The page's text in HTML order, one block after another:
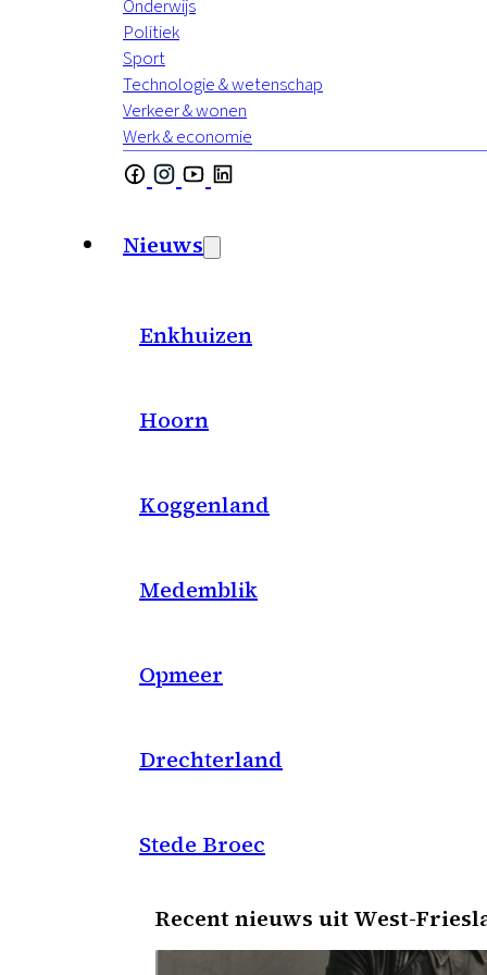
Onderwijs
Politiek
Sport
Technologie & wetenschap
Verkeer & wonen
Werk & economie
Nieuws
Enkhuizen
Hoorn
Koggenland
Medemblik
Opmeer
Drechterland
Stede Broec
Recent nieuws uit West-